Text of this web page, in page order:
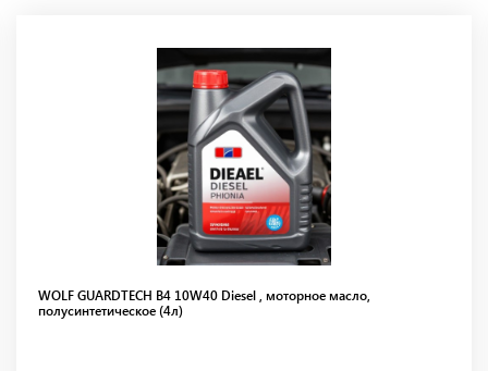
WOLF GUARDTECH B4 10W40 Diesel , моторное масло,
полусинтетическое (4л)